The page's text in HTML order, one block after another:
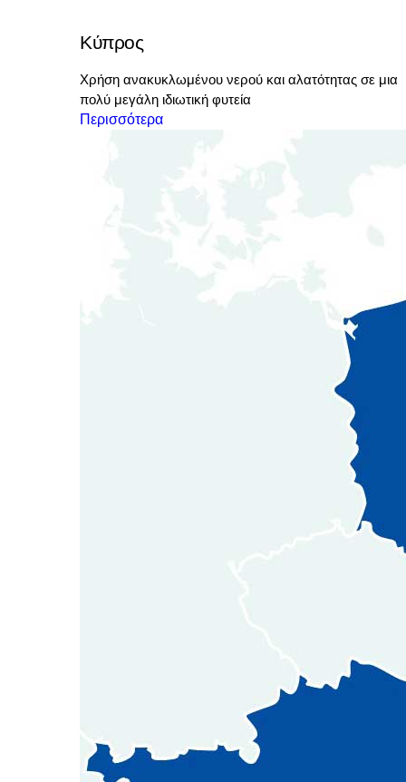
Κύπρος
Χρήση ανακυκλωμένου νερού και αλατότητας σε μια
πολύ μεγάλη ιδιωτική φυτεία
Περισσότερα